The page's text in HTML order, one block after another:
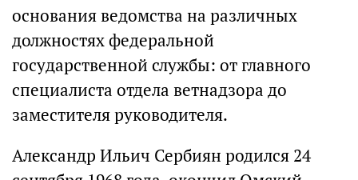
основания ведомства на различных
должностях федеральной
государственной службы: от главного
специалиста отдела ветнадзора до
заместителя руководителя.
Александр Ильич Сербиян родился 24